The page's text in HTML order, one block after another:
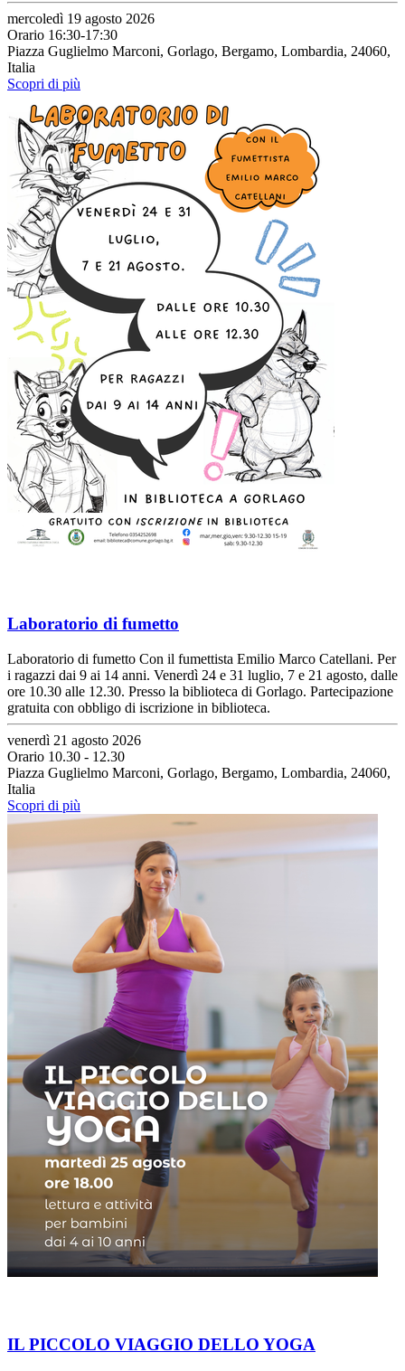
mercoledì 19 agosto 2026
Orario 16:30-17:30
Piazza Guglielmo Marconi, Gorlago, Bergamo, Lombardia, 24060,
Italia
Scopri di più
Laboratorio di fumetto
Laboratorio di fumetto Con il fumettista Emilio Marco Catellani. Per
i ragazzi dai 9 ai 14 anni. Venerdì 24 e 31 luglio, 7 e 21 agosto, dalle
ore 10.30 alle 12.30. Presso la biblioteca di Gorlago. Partecipazione
gratuita con obbligo di iscrizione in biblioteca.
venerdì 21 agosto 2026
Orario 10.30 - 12.30
Piazza Guglielmo Marconi, Gorlago, Bergamo, Lombardia, 24060,
Italia
Scopri di più
IL PICCOLO VIAGGIO DELLO YOGA